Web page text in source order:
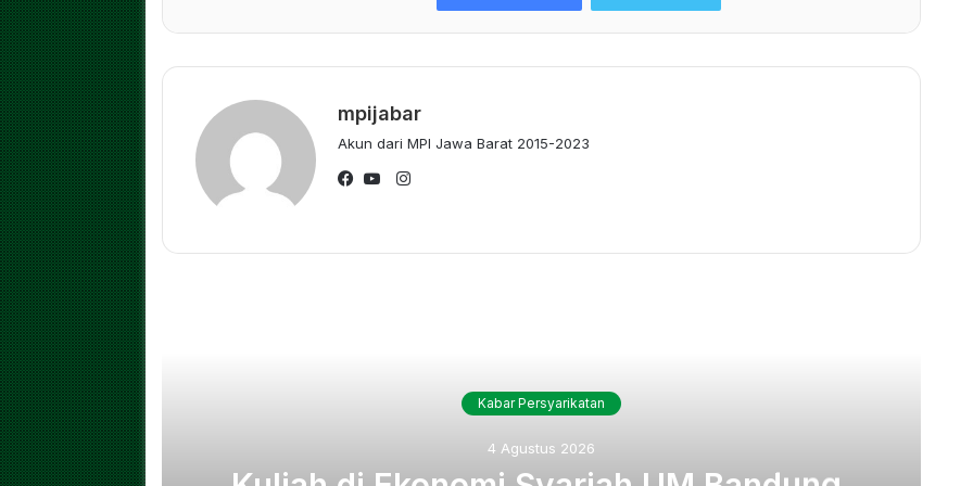
mpijabar
Akun dari MPI Jawa Barat 2015-2023
Instagram
Kabar Persyarikatan
4 Agustus 2026